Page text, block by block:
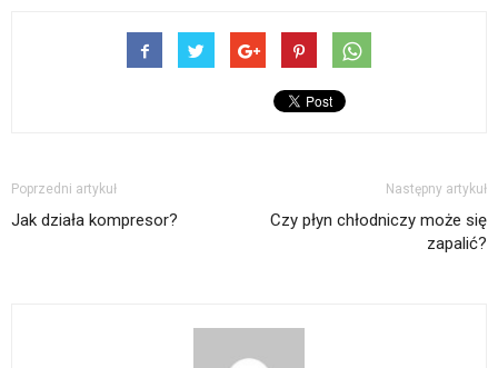
Poprzedni artykuł
Jak działa kompresor?
Następny artykuł
Czy płyn chłodniczy może się
zapalić?